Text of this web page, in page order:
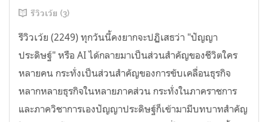
รีวิวเว้ย (3)
รีวิวเว้ย (2249) ทุกวันนี้คงยากจะปฏิเสธว่า "ปัญญา
ประดิษฐ์" หรือ AI ได้กลายมาเป็นส่วนสำคัญของชีวิตใคร
หลายคน กระทั่งเป็นส่วนสำคัญของการขับเคลื่อนธุรกิจ
หลากหลายธุรกิจในหลายภาคส่วน กระทั่งในภาคราชการ
และภาควิชาการเองปัญญาประดิษฐ์ก็เข้ามามีบทบาทสำคัญ